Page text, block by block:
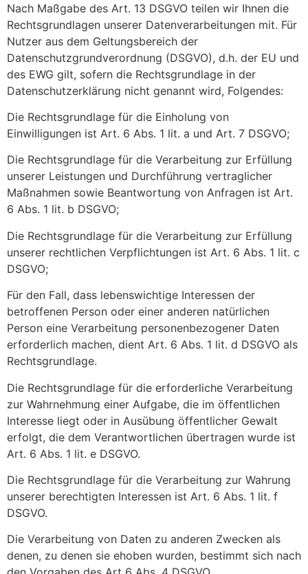
Nach Maßgabe des Art. 13 DSGVO teilen wir Ihnen die
Rechtsgrundlagen unserer Datenverarbeitungen mit. Für
Nutzer aus dem Geltungsbereich der
Datenschutzgrundverordnung (DSGVO), d.h. der EU und
des EWG gilt, sofern die Rechtsgrundlage in der
Datenschutzerklärung nicht genannt wird, Folgendes:
Die Rechtsgrundlage für die Einholung von
Einwilligungen ist Art. 6 Abs. 1 lit. a und Art. 7 DSGVO;
Die Rechtsgrundlage für die Verarbeitung zur Erfüllung
unserer Leistungen und Durchführung vertraglicher
Maßnahmen sowie Beantwortung von Anfragen ist Art.
6 Abs. 1 lit. b DSGVO;
Die Rechtsgrundlage für die Verarbeitung zur Erfüllung
unserer rechtlichen Verpflichtungen ist Art. 6 Abs. 1 lit. c
DSGVO;
Für den Fall, dass lebenswichtige Interessen der
betroffenen Person oder einer anderen natürlichen
Person eine Verarbeitung personenbezogener Daten
erforderlich machen, dient Art. 6 Abs. 1 lit. d DSGVO als
Rechtsgrundlage.
Die Rechtsgrundlage für die erforderliche Verarbeitung
zur Wahrnehmung einer Aufgabe, die im öffentlichen
Interesse liegt oder in Ausübung öffentlicher Gewalt
erfolgt, die dem Verantwortlichen übertragen wurde ist
Art. 6 Abs. 1 lit. e DSGVO.
Die Rechtsgrundlage für die Verarbeitung zur Wahrung
unserer berechtigten Interessen ist Art. 6 Abs. 1 lit. f
DSGVO.
Die Verarbeitung von Daten zu anderen Zwecken als
denen, zu denen sie ehoben wurden, bestimmt sich nach